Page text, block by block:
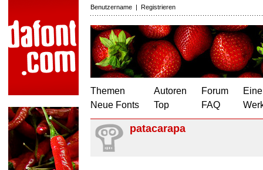
Benutzername | Registrieren
Themen
Neue Fonts
Autoren
Top
Forum
FAQ
patacarapa